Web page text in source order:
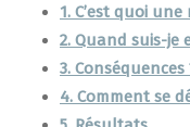
1. C’est quoi
2. Quand suis-je
3. Conséquences
4. Comment se